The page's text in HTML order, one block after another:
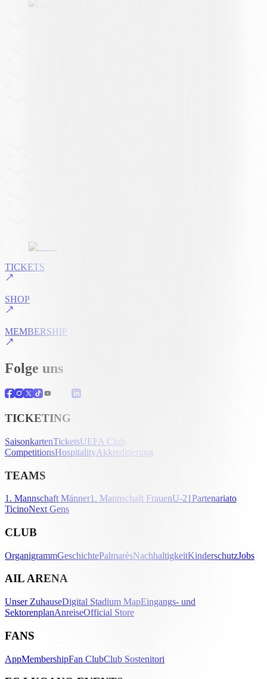
TICKETS
SHOP
MEMBERSHIP
Folge uns
TICKETING
SaisonkartenTicketsUEFA Club
CompetitionsHospitalityAkkreditierung
TEAMS
1. Mannschaft Männer1. Mannschaft FrauenU-21Partenariato
TicinoNext Gens
CLUB
OrganigrammGeschichtePalmarèsNachhaltigkeitKinderschutzJobs
AIL ARENA
Unser ZuhauseDigital Stadium MapEingangs- und
SektorenplanAnreiseOfficial Store
FANS
AppMembershipFan ClubClub Sostenitori